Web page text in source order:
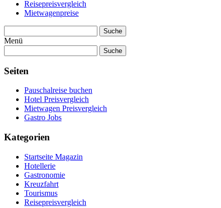
Reisepreisvergleich
Mietwagenpreise
Suche
Menü
Suche
Seiten
Pauschalreise buchen
Hotel Preisvergleich
Mietwagen Preisvergleich
Gastro Jobs
Kategorien
Startseite Magazin
Hotellerie
Gastronomie
Kreuzfahrt
Tourismus
Reisepreisvergleich